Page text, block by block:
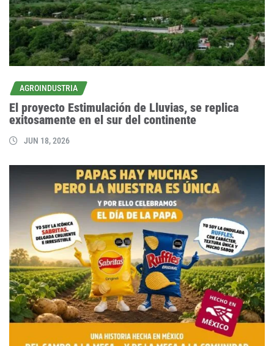
AGROINDUSTRIA
El proyecto Estimulación de Lluvias, se replica
exitosamente en el sur del continente
JUN 18, 2026